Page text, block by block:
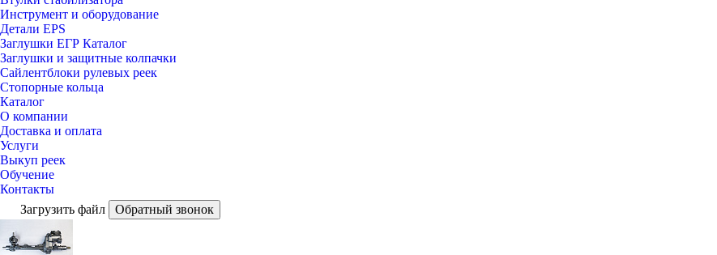
Инструмент и оборудование
Детали EPS
Заглушки ЕГР Каталог
Заглушки и защитные колпачки
Сайлентблоки рулевых реек
Стопорные кольца
Каталог
О компании
Доставка и оплата
Услуги
Выкуп реек
Обучение
Контакты
Загрузить файл
Обратный звонок